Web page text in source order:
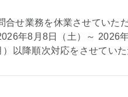
合せ業務を休業させていた
年8月8日（土）～ 2026
以降順次対応をさせていた